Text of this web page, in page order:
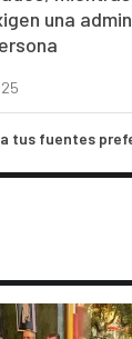
una
tus fuentes